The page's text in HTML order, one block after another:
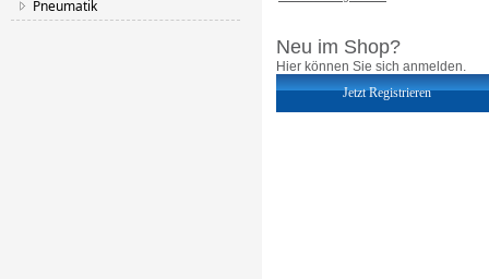
Pneumatik
Neu im Shop?
Hier können Sie sich anmelden.